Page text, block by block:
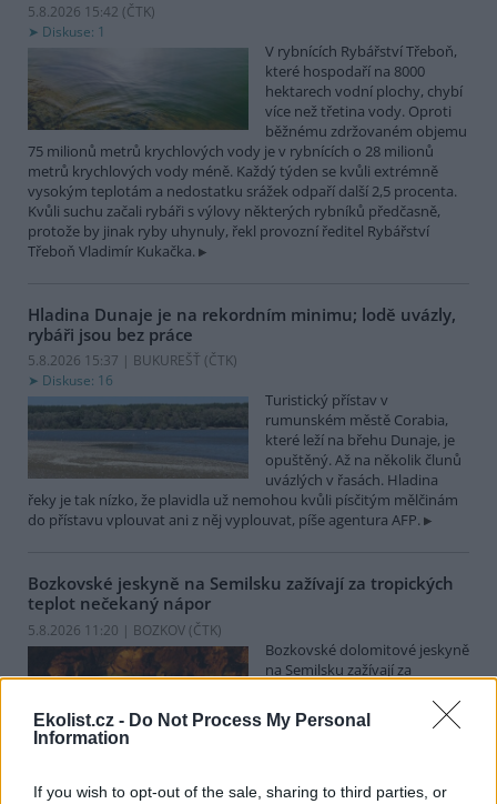
Ekolist.cz - Do Not Process My Personal
Information
If you wish to opt-out of the sale, sharing to third parties, or
5.8.2026 15:42 (ČTK)
Diskuse: 1
V rybnících Rybářství Třeboň,
které hospodaří na 8000
hektarech vodní plochy, chybí
více než třetina vody. Oproti
běžnému zdržovaném objemu
75 milionů metrů krychlových vody je v rybnících o 28 milionů
metrů krychlových vody méně. Každý týden se kvůli extrémně
vysokým teplotám a nedostatku srážek odpaří další 2,5 procenta.
Kvůli suchu začali rybáři s výlovy některých rybníků předčasně,
protože by jinak ryby uhynuly, řekl provozní ředitel Rybářství
Třeboň Vladimír Kukačka.
Hladina Dunaje je na rekordním minimu; lodě uvázly,
rybáři jsou bez práce
5.8.2026 15:37 | BUKUREŠŤ (ČTK)
Diskuse: 16
Turistický přístav v
rumunském městě Corabia,
které leží na břehu Dunaje, je
opuštěný. Až na několik člunů
uvázlých v řasách. Hladina
řeky je tak nízko, že plavidla už nemohou kvůli písčitým mělčinám
do přístavu vplouvat ani z něj vyplouvat, píše agentura AFP.
Bozkovské jeskyně na Semilsku zažívají za tropických
teplot nečekaný nápor
5.8.2026 11:20 | BOZKOV (ČTK)
Bozkovské dolomitové jeskyně
na Semilsku zažívají za
nečekaný nápor. Jde sice o
jedno z nejchladnějších míst v
Libereckém kraji, které má stálou teplotu mezi 7,5 až devíti stupni
Dušana Milky k nim lidé přicházeli spíše v době, když bylo nevlídno.